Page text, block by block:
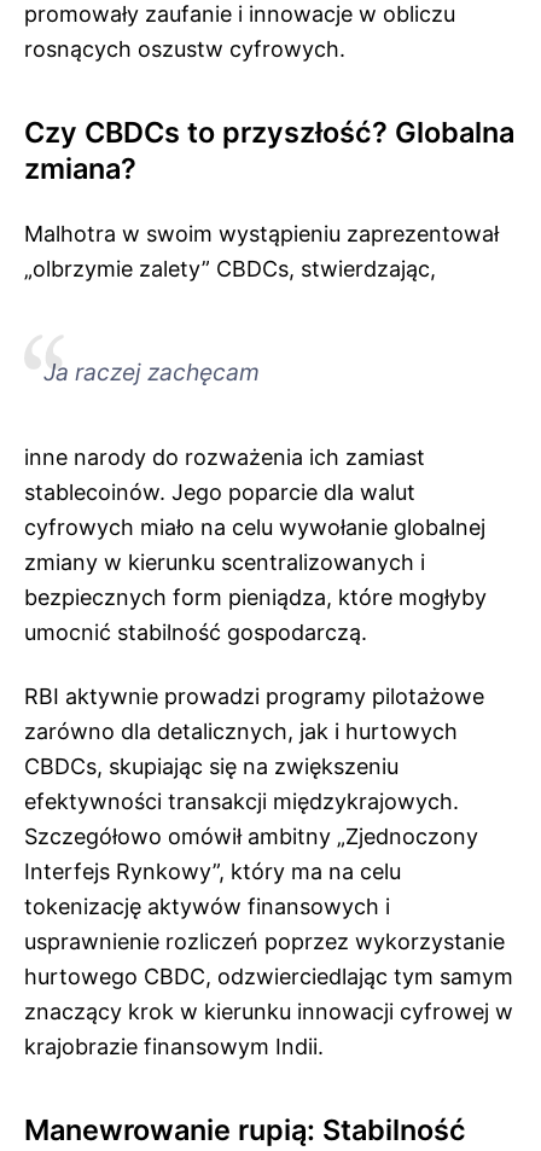
promowały zaufanie i innowacje w obliczu
rosnących oszustw cyfrowych.
Czy CBDCs to przyszłość? Globalna
zmiana?
Malhotra w swoim wystąpieniu zaprezentował
„olbrzymie zalety” CBDCs, stwierdzając,
Ja raczej zachęcam
inne narody do rozważenia ich zamiast
stablecoinów. Jego poparcie dla walut
cyfrowych miało na celu wywołanie globalnej
zmiany w kierunku scentralizowanych i
bezpiecznych form pieniądza, które mogłyby
umocnić stabilność gospodarczą.
RBI aktywnie prowadzi programy pilotażowe
zarówno dla detalicznych, jak i hurtowych
CBDCs, skupiając się na zwiększeniu
efektywności transakcji międzykrajowych.
Szczegółowo omówił ambitny „Zjednoczony
Interfejs Rynkowy”, który ma na celu
tokenizację aktywów finansowych i
usprawnienie rozliczeń poprzez wykorzystanie
hurtowego CBDC, odzwierciedlając tym samym
znaczący krok w kierunku innowacji cyfrowej w
krajobrazie finansowym Indii.
Manewrowanie rupią: Stabilność